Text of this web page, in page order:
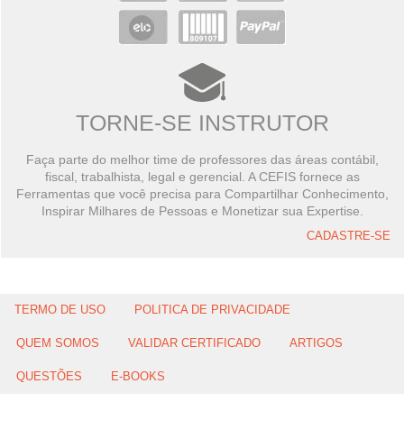
TORNE-SE INSTRUTOR
Faça parte do melhor time de professores das áreas contábil,
fiscal, trabalhista, legal e gerencial. A CEFIS fornece as
Ferramentas que você precisa para Compartilhar Conhecimento,
Inspirar Milhares de Pessoas e Monetizar sua Expertise.
CADASTRE-SE
TERMO DE USO POLITICA DE PRIVACIDADE
QUEM SOMOS VALIDAR CERTIFICADO ARTIGOS
QUESTÕES E-BOOKS